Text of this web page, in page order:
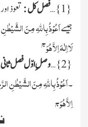
{
1
}…فصل کل : تعوذ
جیسےاَعُوْذُ بِاللّٰہِ مِنَ
لَا اِلٰہَ اِلاَّ ہُوَج
{
2
}…وصلِ اوّل فصل
۔اَعُوْذُ بِاللّٰہِ مِنَ الشَّیْطٰنِ
اِلاَّ ہُوَ ج